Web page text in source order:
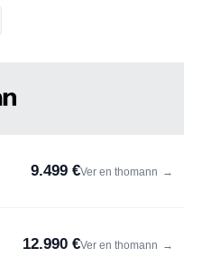
9.499 €Ver en thomann →
12.990 €Ver en thomann →